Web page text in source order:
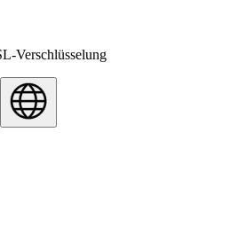
Verschlüsselung